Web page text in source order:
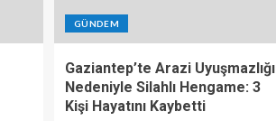
GÜNDEM
Gaziantep’te Arazi Uyuşmazlığı
Nedeniyle Silahlı Hengame: 3
Kişi Hayatını Kaybetti